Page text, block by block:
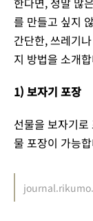
를 만들고 싶지
간단한, 쓰레기
지 방법을 소개
1) 보자기 포장
선물을 보자기
물 포장이 가능